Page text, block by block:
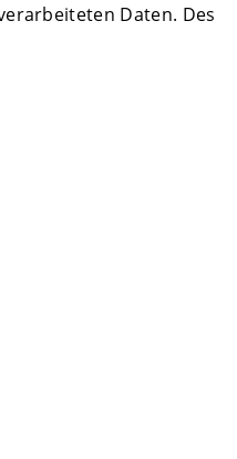
Daten. Des